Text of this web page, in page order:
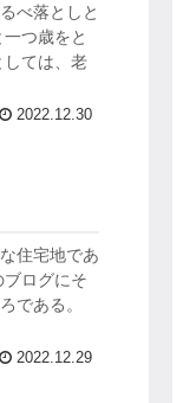
べ落としと
つ歳をと
ては、老
2022.12.30
住宅地であ
ログにそ
である。
2022.12.29